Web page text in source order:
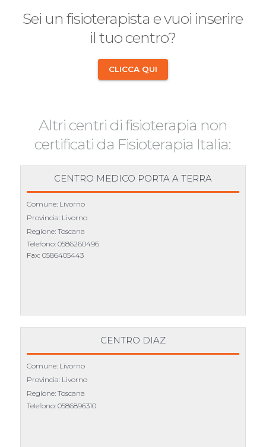
Sei un fisioterapista e vuoi inserire
il tuo centro?
CLICCA QUI
Altri centri di fisioterapia non
certificati da Fisioterapia Italia:
CENTRO MEDICO PORTA A TERRA
Comune: Livorno
Provincia: Livorno
Regione: Toscana
Telefono: 0586260496
Fax: 0586405443
CENTRO DIAZ
Comune: Livorno
Provincia: Livorno
Regione: Toscana
Telefono: 0586896310